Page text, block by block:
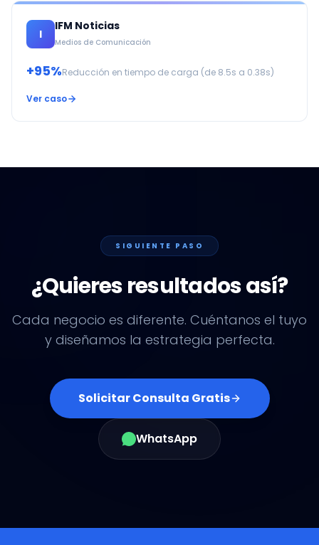
I
IFM Noticias
Medios de Comunicación
+95%Reducción en tiempo de carga (de 8.5s a 0.38s)
Ver caso
SIGUIENTE PASO
¿Quieres resultados así?
Cada negocio es diferente. Cuéntanos el tuyo
y diseñamos la estrategia perfecta.
Solicitar Consulta Gratis
WhatsApp